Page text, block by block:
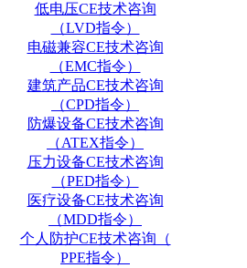
低电压CE技术咨询
（LVD指令）
电磁兼容CE技术咨询
（EMC指令）
建筑产品CE技术咨询
（CPD指令）
防爆设备CE技术咨询
（ATEX指令）
压力设备CE技术咨询
（PED指令）
医疗设备CE技术咨询
（MDD指令）
个人防护CE技术咨询（
PPE指令）